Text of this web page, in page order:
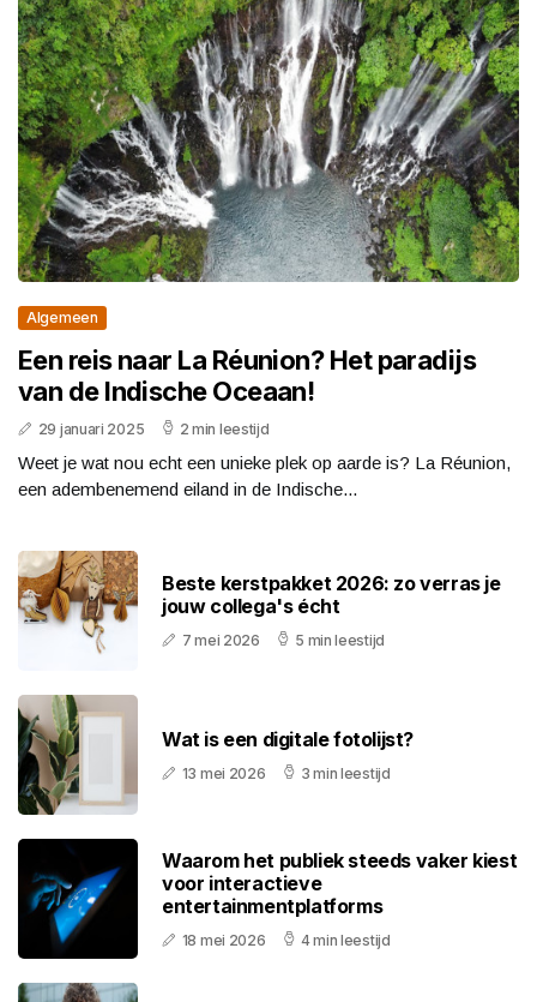
Algemeen
Een reis naar La Réunion? Het paradijs
van de Indische Oceaan!
29 januari 2025 2 min leestijd
Weet je wat nou echt een unieke plek op aarde is? La Réunion,
een adembenemend eiland in de Indische...
Beste kerstpakket 2026: zo verras je
jouw collega's écht
7 mei 2026 5 min leestijd
Wat is een digitale fotolijst?
13 mei 2026 3 min leestijd
Waarom het publiek steeds vaker kiest
voor interactieve
entertainmentplatforms
18 mei 2026 4 min leestijd